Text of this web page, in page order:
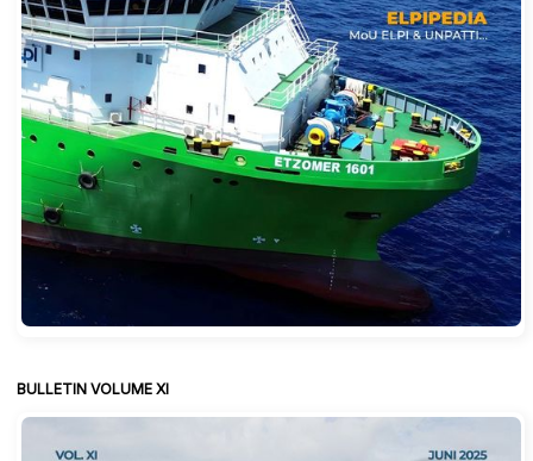
BULLETIN VOLUME XI